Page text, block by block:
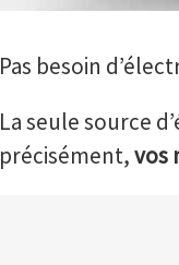
Pas besoin
La seule source
précisément,vos